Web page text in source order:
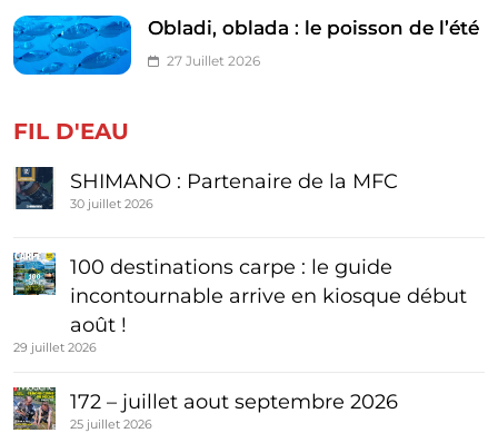
Obladi, oblada : le poisson de l’été
27 Juillet 2026
FIL D'EAU
SHIMANO : Partenaire de la MFC
30 juillet 2026
100 destinations carpe : le guide
incontournable arrive en kiosque début
août !
29 juillet 2026
172 – juillet aout septembre 2026
25 juillet 2026